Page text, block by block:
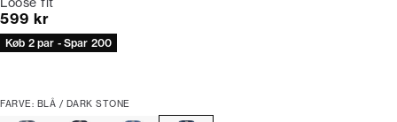
I alt (inkl. rabat)
599 kr
Køb 2 par - Spar 200
FARVE: BLÅ / DARK STONE